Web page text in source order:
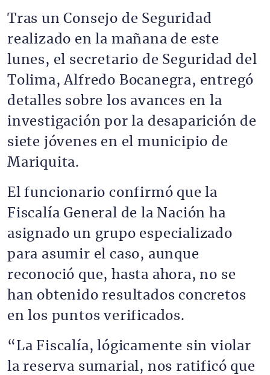
Tras un Consejo de Seguridad
realizado en la mañana de este
lunes, el secretario de Seguridad del
Tolima, Alfredo Bocanegra, entregó
detalles sobre los avances en la
investigación por la desaparición de
siete jóvenes en el municipio de
Mariquita.
El funcionario confirmó que la
Fiscalía General de la Nación ha
asignado un grupo especializado
para asumir el caso, aunque
reconoció que, hasta ahora, no se
han obtenido resultados concretos
en los puntos verificados.
“La Fiscalía, lógicamente sin violar
la reserva sumarial, nos ratificó que